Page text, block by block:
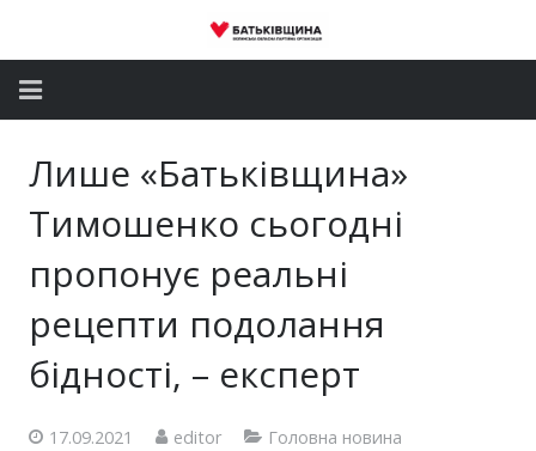
Депутатський корпус
Громадські приймальні
Контакти
Лише «Батьківщина»
Тимошенко сьогодні
пропонує реальні
рецепти подолання
бідності, – експерт
17.09.2021 editor
Головна новина